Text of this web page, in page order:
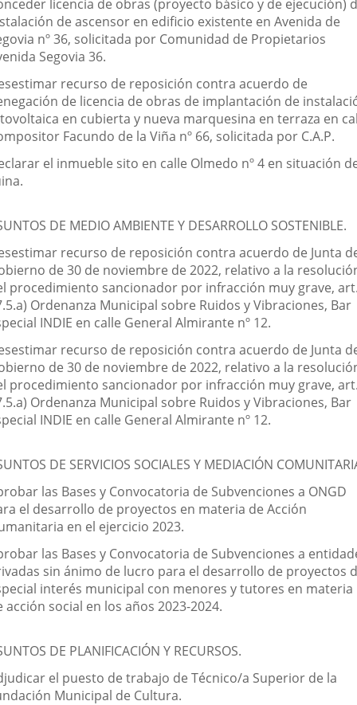
licencia de obras (proyecto básico y de ejecución)
de ascensor en edificio existente en Avenida de
nº 36, solicitada por Comunidad de Propietarios
Segovia 36.
recurso de reposición contra acuerdo de
de licencia de obras de implantación de
en cubierta y nueva marquesina en terraza en
Facundo de la Viña nº 66, solicitada por C.A.P.
el inmueble sito en calle Olmedo nº 4 en situación
DE MEDIO AMBIENTE Y DESARROLLO SOSTENIBLE.
recurso de reposición contra acuerdo de Junta
de 30 de noviembre de 2022, relativo a la
procedimiento sancionador por infracción muy grave,
Ordenanza Municipal sobre Ruidos y Vibraciones, Bar
INDIE en calle General Almirante nº 12.
recurso de reposición contra acuerdo de Junta
de 30 de noviembre de 2022, relativo a la
procedimiento sancionador por infracción muy grave,
Ordenanza Municipal sobre Ruidos y Vibraciones, Bar
INDIE en calle General Almirante nº 12.
DE SERVICIOS SOCIALES Y MEDIACIÓN
las Bases y Convocatoria de Subvenciones a ONGD
el desarrollo de proyectos en materia de Acción
en el ejercicio 2023.
las Bases y Convocatoria de Subvenciones a
sin ánimo de lucro para el desarrollo de proyectos
interés municipal con menores y tutores en materia
acción social en los años 2023-2024.
DE PLANIFICACIÓN Y RECURSOS.
el puesto de trabajo de Técnico/a Superior de la
Municipal de Cultura.